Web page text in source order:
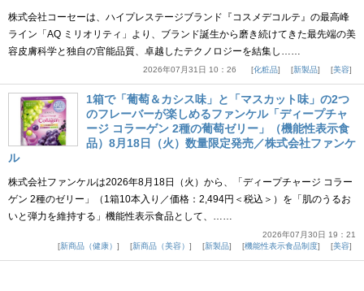
株式会社コーセーは、ハイプレステージブランド『コスメデコルテ』の最高峰
ライン「AQ ミリオリティ」より、ブランド誕生から磨き続けてきた最先端の美
容皮膚科学と独自の官能品質、卓越したテクノロジーを結集し……
2026年07月31日 10：26 化粧品 新製品 美容
1箱で「葡萄＆カシス味」と「マスカット味」の2つ
のフレーバーが楽しめるファンケル「ディープチャ
ージ コラーゲン 2種の葡萄ゼリー」（機能性表示食
品）8月18日（火）数量限定発売／株式会社ファンケ
ル
株式会社ファンケルは2026年8月18日（火）から、「ディープチャージ コラー
ゲン 2種のゼリー」（1箱10本入り／価格：2,494円＜税込＞）を「肌のうるお
いと弾力を維持する」機能性表示食品として、……
2026年07月30日 19：21
新商品（健康）
新商品（美容） 新製品 機能性表示食品制度 美容